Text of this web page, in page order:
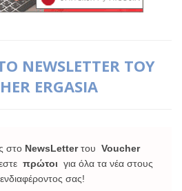
NEWSLETTER ΤΟΥ
ERGASIA
στο NewsLetterτου Voucher
πρώτοι για όλα τα νέα στους
ενδιαφέροντος σας!